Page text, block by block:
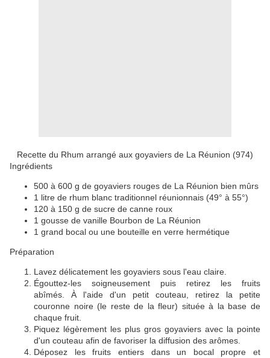
Recette du Rhum arrangé aux goyaviers de La Réunion (974)
Ingrédients
500 à 600 g de goyaviers rouges de La Réunion bien mûrs
1 litre de rhum blanc traditionnel réunionnais (49° à 55°)
120 à 150 g de sucre de canne roux
1 gousse de vanille Bourbon de La Réunion
1 grand bocal ou une bouteille en verre hermétique
Préparation
Lavez délicatement les goyaviers sous l'eau claire.
Égouttez-les soigneusement puis retirez les fruits
abîmés. À l'aide d'un petit couteau, retirez la petite
couronne noire (le reste de la fleur) située à la base de
chaque fruit.
Piquez légèrement les plus gros goyaviers avec la pointe
d'un couteau afin de favoriser la diffusion des arômes.
Déposez les fruits entiers dans un bocal propre et